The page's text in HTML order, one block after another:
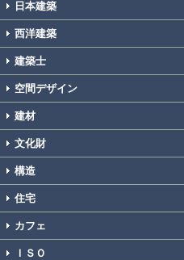
日本建築
西洋建築
建築士
空間デザイン
建材
文化財
構造
住宅
カフェ
ＩＳＯ